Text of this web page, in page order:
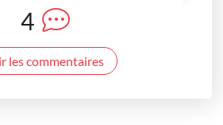
4
les commentaires